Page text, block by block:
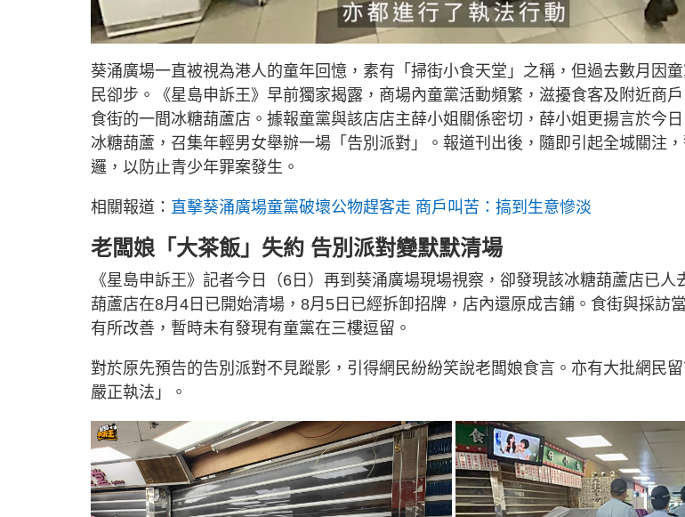
U
n
t
e
o
e
d
:
2
2
.
7
%
葵涌廣場一直被視為港人的童年回憶，素有「掃街小食天堂」之稱，但過去數月因
民卻步。《星島申訴王》早前獨家揭露，商場內童黨活動頻繁，滋擾食客及附近商
食街的一間冰糖葫蘆店。據報童黨與該店店主薛小姐關係密切，薛小姐更揚言於今
冰糖葫蘆，召集年輕男女舉辦一場「告別派對」。報道刊出後，隨即引起全城關注
邏，以防止青少年罪案發生。
相關報道： 直擊葵涌廣場童黨破壞公物趕客走 商戶叫苦：搞到生意慘淡
老闆娘「大茶飯」失約 告別派對變默默清場
《星島申訴王》記者今日（6日）再到葵涌廣場現場視察，卻發現該冰糖葫蘆店已人
葫蘆店在8月4日已開始清場，8月5日已經拆卸招牌，店內還原成吉鋪。食街與採訪
有所改善，暫時未有發現有童黨在三樓逗留。
對於原先預告的告別派對不見蹤影，引得網民紛紛笑說老闆娘食言。亦有大批網民
嚴正執法」。